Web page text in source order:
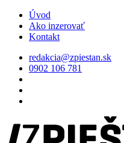
Úvod
Ako inzerovať
Kontakt
redakcia@zpiestan.sk
0902 106 781